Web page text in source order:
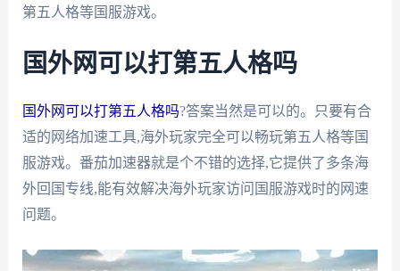
第五人格等国服游戏。
国外网可以打第五人格吗
国外网可以打第五人格吗?答案当然是可以的。只要有合
适的网络加速工具,海外玩家完全可以畅玩第五人格等国
服游戏。番茄加速器就是个不错的选择,它提供了多条海
外回国专线,能有效解决海外玩家访问国服游戏时的网速
问题。